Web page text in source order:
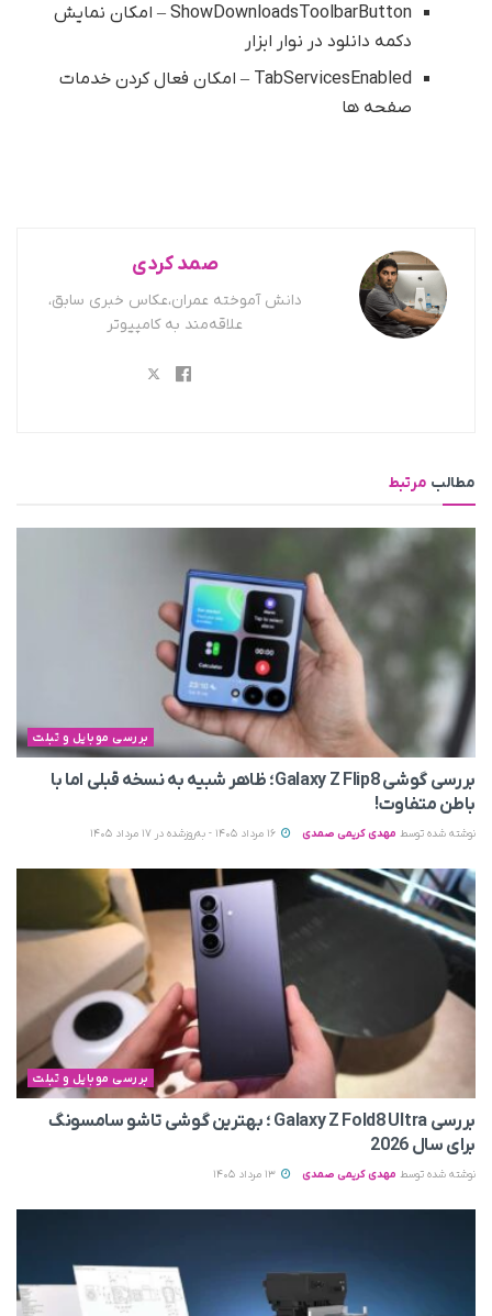
ShowDownloadsToolbarButton – امکان نمایش
دکمه دانلود در نوار ابزار
TabServicesEnabled – امکان فعال کردن خدمات
صفحه ها
صمد کردی
دانش آموخته عمران،عکاس خبری سابق،
علاقه‌مند به کامپیوتر
مطالب مرتبط
بررسی موبایل و تبلت
بررسی گوشی Galaxy Z Flip8؛ ظاهر شبیه به نسخه قبلی اما با
باطن متفاوت!
نوشته شده توسط مهدی کریمی صمدی
بررسی موبایل و تبلت
بررسی Galaxy Z Fold8 Ultra ؛ بهترین گوشی تاشو سامسونگ
برای سال 2026
نوشته شده توسط مهدی کریمی صمدی